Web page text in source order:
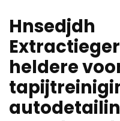
Hnsedjdh
heldere